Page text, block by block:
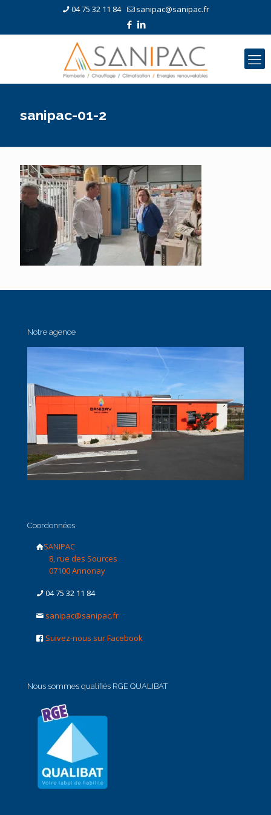
04 75 32 11 84 sanipac@sanipac.fr
sanipac-01-2
Notre agence
Coordonnées
SANIPAC
8, rue des Sources
07100 Annonay
04 75 32 11 84
sanipac@sanipac.fr
Suivez-nous sur Facebook
Nous sommes qualifiés RGE QUALIBAT